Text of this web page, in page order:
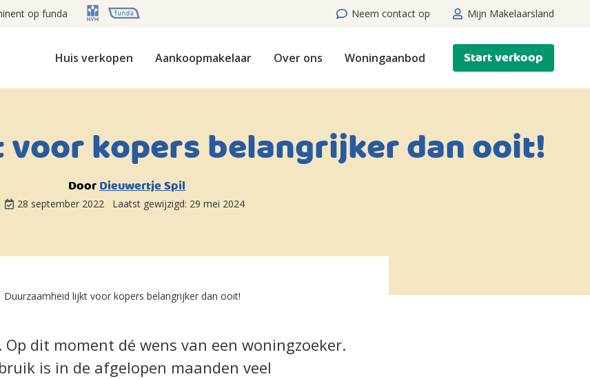
op funda Neem contact op Mijn Makelaarsland
Huis verkopen Aankoopmakelaar Over ons Woningaanbod Start verkoop
kopers belangrijker dan ooit!
DoorDieuwertje Spil
28 september 2022 Laatst gewijzigd: 29 mei 2024
Duurzaamheid lijkt voor kopers belangrijker dan ooit!
Op dit moment dé wens van een woningzoeker.
is in de afgelopen maanden veel